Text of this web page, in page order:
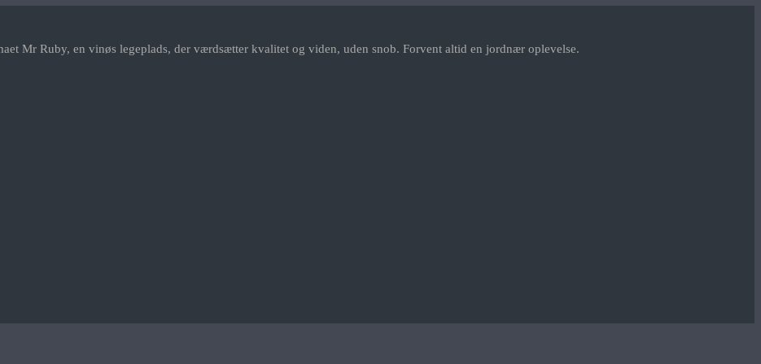
Mr Ruby, en vinøs legeplads, der værdsætter kvalitet og viden, uden snob. Forvent altid en jordnær oplevelse.